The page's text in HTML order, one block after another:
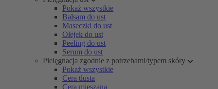
Pokaż wszystkie
Balsam do ust
Maseczki do ust
Olejek do ust
Peeling do ust
Serum do ust
Pielęgnacja zgodnie z potrzebami/typem skóry
Pokaż wszystkie
Cera tłusta
Cera mieszana